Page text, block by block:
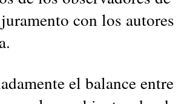
con los autores
el balance entre